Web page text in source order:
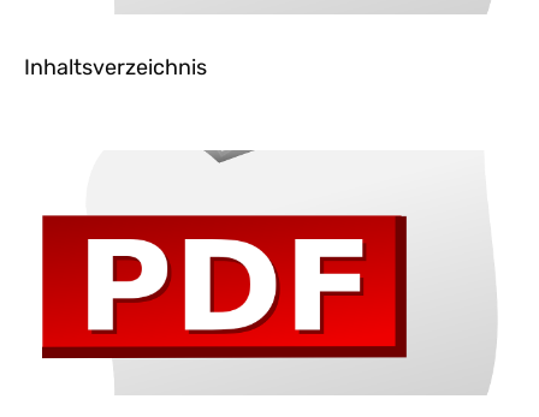
Inhaltsverzeichnis